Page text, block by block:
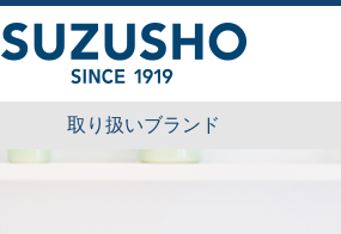
取り扱いブランド